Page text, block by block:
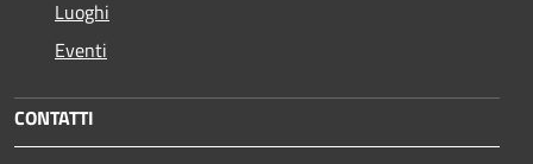
Luoghi
Eventi
CONTATTI